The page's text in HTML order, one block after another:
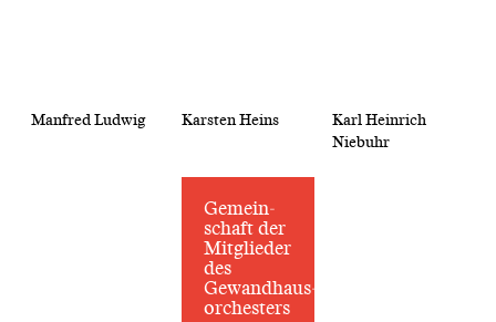
Manfred Ludwig Karsten Heins
Karl Heinrich
Niebuhr
Gemein­
schaft der
Mitglieder
des
Gewandhaus­
orchesters